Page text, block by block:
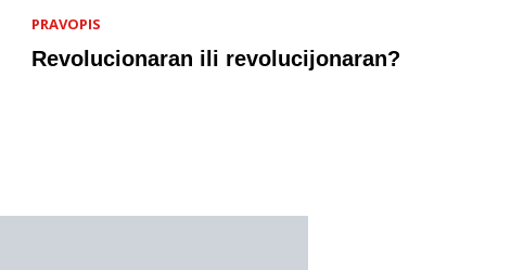
PRAVOPIS
Revolucionaran ili revolucijonaran?